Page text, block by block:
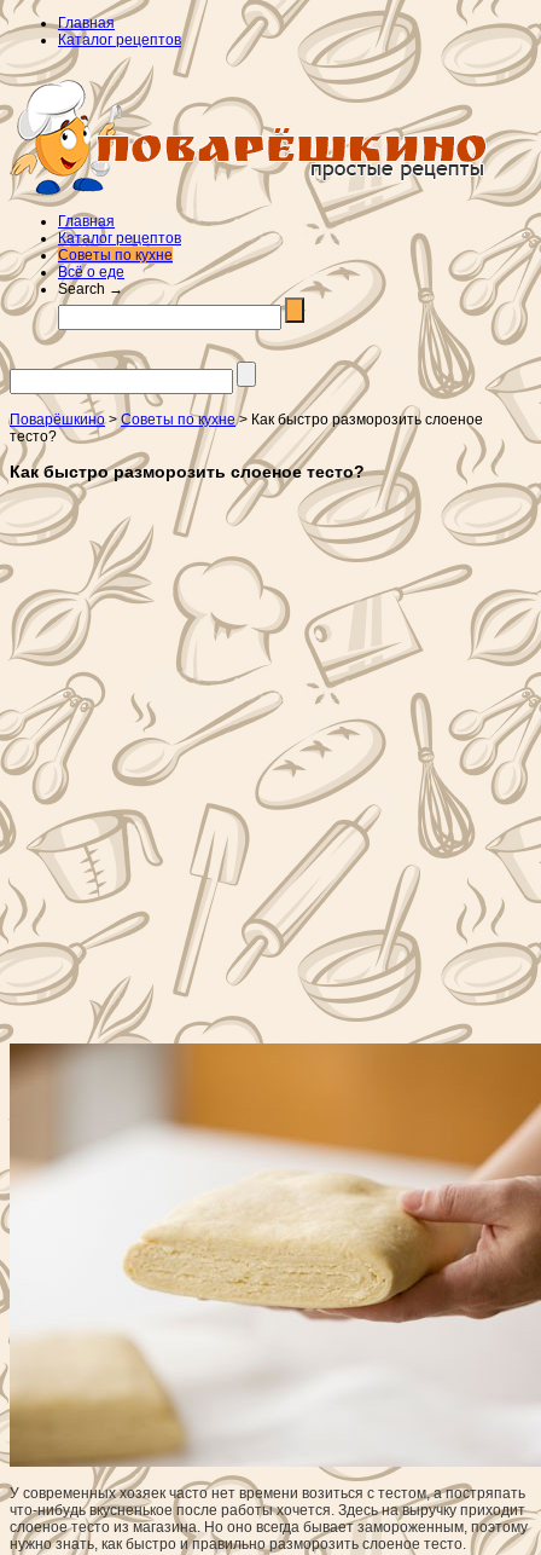
Главная
Каталог рецептов
Главная
Каталог рецептов
Советы по кухне
Всё о еде
Search →
Поварёшкино> Советы по кухне> Как быстро разморозить слоеное
тесто?
Как быстро разморозить слоеное тесто?
У современных хозяек часто нет времени возиться с тестом, а постряпать
что-нибудь вкусненькое после работы хочется. Здесь на выручку приходит
слоеное тесто из магазина. Но оно всегда бывает замороженным, поэтому
нужно знать, как быстро и правильно разморозить слоеное тесто.